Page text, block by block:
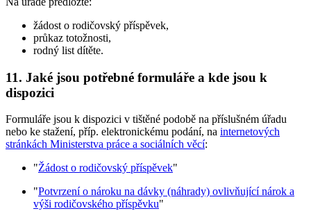
žádost o rodičovský příspěvek,
průkaz totožnosti,
rodný list dítěte.
11. Jaké jsou potřebné formuláře a kde jsou k
dispozici
Formuláře jsou k dispozici v tištěné podobě na příslušném úřadu
nebo ke stažení, příp. elektronickému podání, na internetových
stránkách Ministerstva práce a sociálních věcí:
"Žádost o rodičovský příspěvek"
"Potvrzení o nároku na dávky (náhrady) ovlivňující nárok a
výši rodičovského příspěvku"